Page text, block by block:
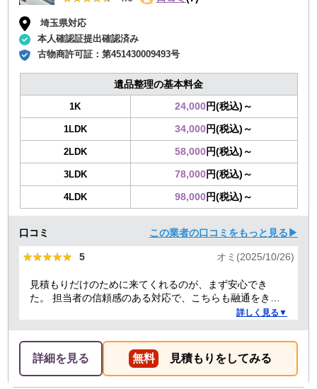
埼玉県対応
本人確認証提出確認済み
古物商許可証：第451430009493号
遺品整理の基本料金
1K 24,000円(税込)～
1LDK 34,000円(税込)～
2LDK 58,000円(税込)～
3LDK 78,000円(税込)～
4LDK 98,000円(税込)～
口コミ この業者の口コミをもっと見る▶
★★★★★
★★★★★ 5 オミ(2025/10/26)
見積もりだけのために来てくれるのが、まず安心でき
た。 担当者の信頼感のある対応で、こちらも融通をきか
せることで、結果的にもっとも安い価格でお願いでき
さり、ありがたかったので満点にしました。
詳しく見る▼
詳細を見る 無料 見積もりをしてみる